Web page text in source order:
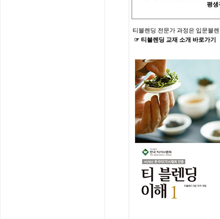
평생
티블렌딩 전문가 과정은 입문블
☞ 티블렌딩 교재 소개 바로가기